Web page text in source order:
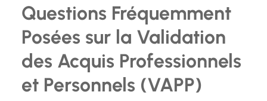
Questions Fréquemment
Posées sur la Validation
des Acquis Professionnels
et Personnels (VAPP)